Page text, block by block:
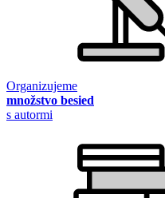
Organizujeme
množstvo besied
s autormi